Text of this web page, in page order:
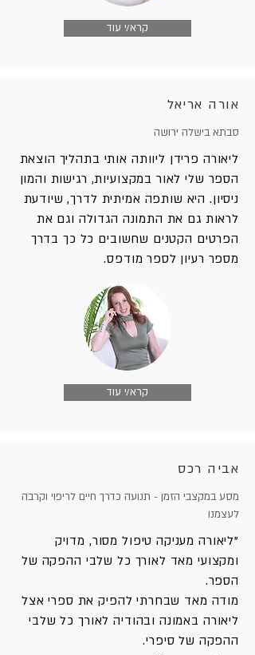
קרא/י עוד
אורה אריאל
סבתא בישלה ירושה
ליאורה פרידן ליוותה אותי בתהליך הוצאת
הספר שלי לאור במקצועיות, רגישות והמון
ניסיון. היא שותפה אמיתית לדרך, שיודעת
לראות גם את התמונה הגדולה וגם את
הפרטים הקטנים שחשובים כל כך בדרך
מספר רעיון לספר מודפס.
קרא/י עוד
אביה רכס
מסע במקצבי הזמן - תנועה כדרך חיים לריפוי וקרבה
לעצמנו
"ליאורה מעניקה טיפול מסור, מדויק
ומקצועי מאד לאורך כל שלבי ההפקה של
הספר.
מודה מאד שבחרתי להפיק את ספרי אצל
ליאורה באמונה ובהודיה לאורך כל שלבי
ההפקה של סיפרי.